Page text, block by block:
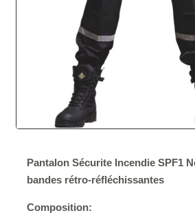
Pantalon Sécurite Incendie SPF1
bandes rétro-réfléchissantes
Composition: